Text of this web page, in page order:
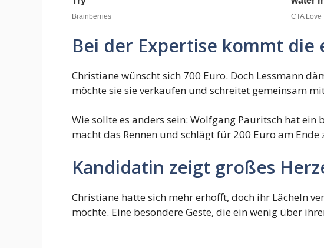
Bei der Expertise kommt
Christiane wünscht sich 700 Euro. Doch Lessmann
möchte sie sie verkaufen und schreitet gemeinsam
Wie sollte es anders sein: Wolfgang Pauritsch hat
macht das Rennen und schlägt für 200 Euro am Ende
Kandidatin zeigt großes
Christiane hatte sich mehr erhofft, doch ihr Lächeln
möchte. Eine besondere Geste, die ein wenig über